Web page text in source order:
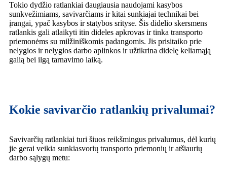
Tokio dydžio ratlankiai daugiausia naudojami kasybos
sunkvežimiams, savivarčiams ir kitai sunkiajai technikai bei
įrangai, ypač kasybos ir statybos srityse. Šis didelio skersmens
ratlankis gali atlaikyti itin dideles apkrovas ir tinka transporto
priemonėms su milžiniškomis padangomis. Jis prisitaiko prie
nelygios ir nelygios darbo aplinkos ir užtikrina didelę keliamąją
galią bei ilgą tarnavimo laiką.
Kokie savivarčio ratlankių privalumai?
Savivarčių ratlankiai turi šiuos reikšmingus privalumus, dėl kurių
jie gerai veikia sunkiasvorių transporto priemonių ir atšiaurių
darbo sąlygų metu: